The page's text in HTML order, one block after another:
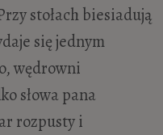
stołach biesiadują
się jednym
wędrowni
słowa pana
rozpusty i